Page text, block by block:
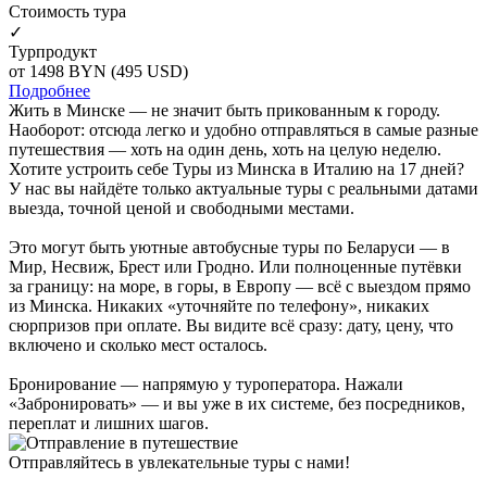
Cтоимость тура
✓
Турпродукт
от 1498 BYN (495 USD)
Подробнее
Жить в Минске — не значит быть прикованным к городу.
Наоборот: отсюда легко и удобно отправляться в самые разные
путешествия — хоть на один день, хоть на целую неделю.
Хотите устроить себе Туры из Минска в Италию на 17 дней?
У нас вы найдёте только актуальные туры с реальными датами
выезда, точной ценой и свободными местами.
Это могут быть уютные автобусные туры по Беларуси — в
Мир, Несвиж, Брест или Гродно. Или полноценные путёвки
за границу: на море, в горы, в Европу — всё с выездом прямо
из Минска. Никаких «уточняйте по телефону», никаких
сюрпризов при оплате. Вы видите всё сразу: дату, цену, что
включено и сколько мест осталось.
Бронирование — напрямую у туроператора. Нажали
«Забронировать» — и вы уже в их системе, без посредников,
переплат и лишних шагов.
Отправляйтесь в увлекательные туры с нами!